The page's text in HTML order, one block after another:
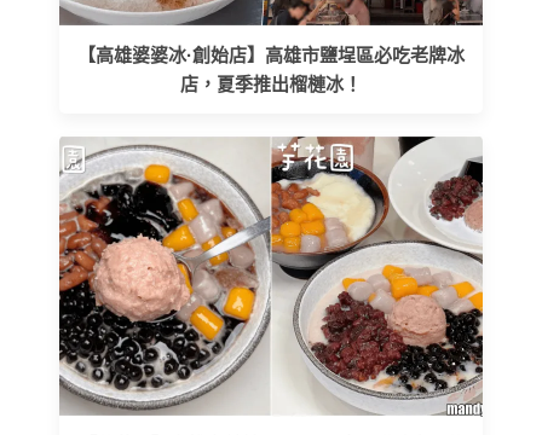
【高雄婆婆冰·創始店】高雄市鹽埕區必吃老牌冰
店，夏季推出榴槤冰！